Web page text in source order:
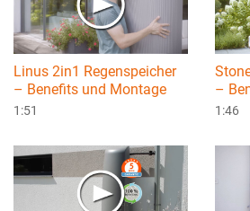
Linus 2in1 Regenspeicher
– Benefits und Montage
1:51
–
1:46